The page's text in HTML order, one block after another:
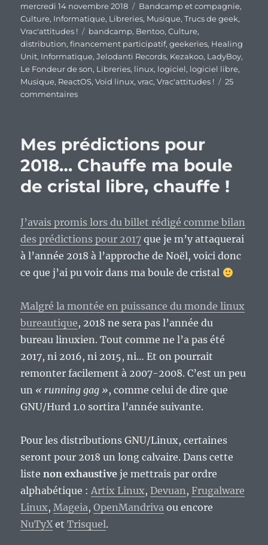
Publié
le
mercredi 14 novembre 2018 Catégories
Bandcamp et compagnie,
Culture, Informatique, Libreries, Musique,Trucs de geek,
Vrac'attitudes !
Étiquettes
bandcamp, Bentoo,Culture,
distribution,financement participatif,geekeries, Healing
Unit, Informatique,Jelodanti Records, Kezakoo, LadyBoy,
Le Fondeur de son, Libreries, linux, logiciel, logiciel libre,
Musique, ReactOS,Void linux,vrac,Vrac'attitudes !
25
commentairessur
milieu
semaine…
Mes prédictions pour
2018… Chauffe ma boule
de cristal libre, chauffe !
J’avais promis lors du billet rédigé comme bilan
des prédictions pour 2017 que je m’y attaquerai
à l’année 2018 à l’approche de Noël, voici donc
ce que j’ai pu voir dans ma boule de cristal
Malgré la montée en puissance du monde linux
bureautique, 2018 ne sera pas l’année du
bureau linuxien. Tout comme ne l’a pas été
2017, ni 2016, ni 2015, ni… Et on pourrait
remonter facilement à 2007-2008. C’est un peu
un « running gag », comme celui de dire que
GNU/Hurd 1.0 sortira l’année suivante.
Pour les distributions GNU/Linux, certaines
seront pour 2018 un long calvaire. Dans cette
listenon exhaustive je mettrais par ordre
alphabétique :Artix Linux,Devuan,Frugalware
Linux,Mageia,OpenMandriva ou encore
NuTyXetTrisquel.